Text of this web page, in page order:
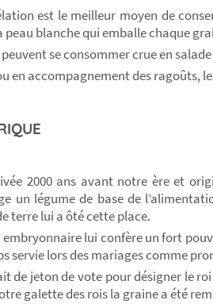
est le meilleur moyen de
peau blanche qui emballe chaque
peuvent se consommer crue en
en accompagnement des ragoûts,
2000 ans avant notre ère et
un légume de base de
terre lui a ôté cette place.
embryonnaire lui confère un fort
servie lors des mariages comme
de jeton de vote pour désigner le
galette des rois la graine a été